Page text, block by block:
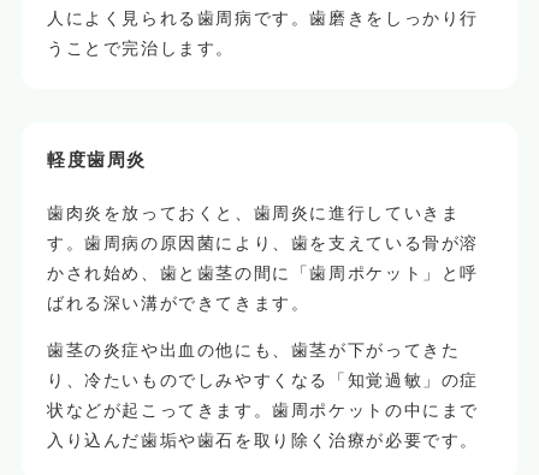
人によく見られる歯周病です。歯磨きをしっかり行
うことで完治します。
軽度歯周炎
歯肉炎を放っておくと、歯周炎に進行していきま
す。歯周病の原因菌により、歯を支えている骨が溶
かされ始め、歯と歯茎の間に「歯周ポケット」と呼
ばれる深い溝ができてきます。
歯茎の炎症や出血の他にも、歯茎が下がってきた
り、冷たいものでしみやすくなる「知覚過敏」の症
状などが起こってきます。歯周ポケットの中にまで
入り込んだ歯垢や歯石を取り除く治療が必要です。